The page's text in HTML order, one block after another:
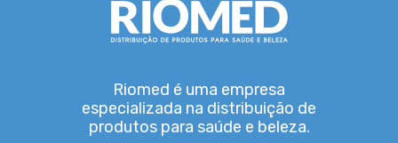
Riomed é uma empresa
especializada na distribuição de
produtos para saúde e beleza.